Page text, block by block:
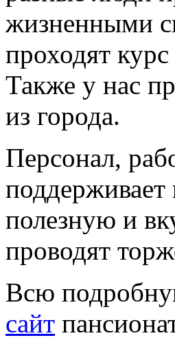
жизненными
проходят
Также у нас
из города.
Персонал,
поддерживает
полезную и
проводят
Всю
сайт